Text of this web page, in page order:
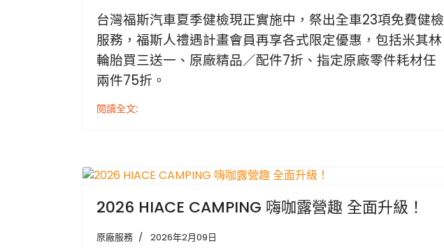
台灣福斯汽車夏季健檢現正實施中，祭出全車23項免費健檢
服務，福斯人禮遇計畫會員再享各式限定優惠，包括米其林
輪胎買三送一、原廠精品／配件7折、指定原廠零件耗材任
兩件75折。
閱讀全文:
2026 HIACE CAMPING 嗨咖露營趣 全面升級！
原廠服務 2026年2月09日